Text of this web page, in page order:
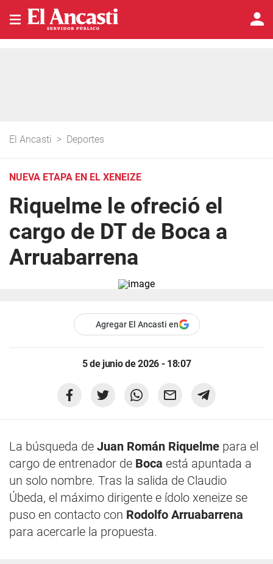
El Ancasti > Deportes
NUEVA ETAPA EN EL XENEIZE
Riquelme le ofreció el
cargo de DT de Boca a
Arruabarrena
Agregar El Ancasti en
5 de junio de 2026 - 18:07
La búsqueda de Juan Román Riquelme para el
cargo de entrenador de Boca está apuntada a
un solo nombre. Tras la salida de Claudio
Úbeda, el máximo dirigente e ídolo xeneize se
puso en contacto con Rodolfo Arruabarrena
para acercarle la propuesta.